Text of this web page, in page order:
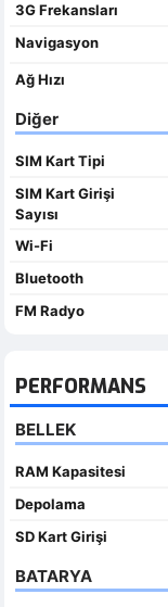
3G Frekansları
Navigasyon
Ağ Hızı
Diğer
SIM Kart Tipi
SIM Kart Girişi
Sayısı
Wi-Fi
Bluetooth
FM Radyo
PERFORMANS
BELLEK
RAM Kapasitesi
Depolama
SD Kart Girişi
BATARYA